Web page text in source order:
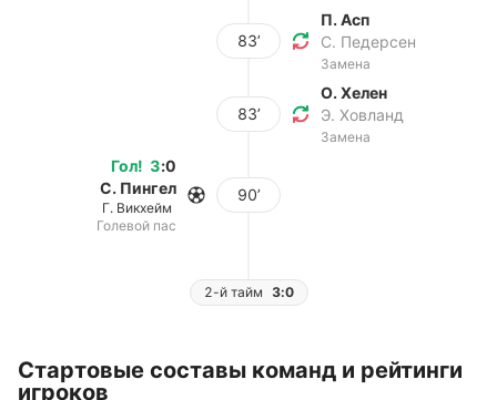
83’
П. Асп
С. Педерсен
Замена
83’
О. Хелен
Э. Ховланд
Замена
Гол! 3:0
С. Пингел
Г. Викхейм
Голевой пас
90’
2-й тайм 3:0
Стартовые составы команд и рейтинги
игроков